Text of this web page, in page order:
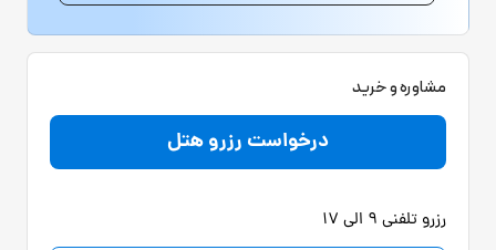
مشاوره و خرید
درخواست رزرو هتل
رزرو تلفنی 9 الی 17